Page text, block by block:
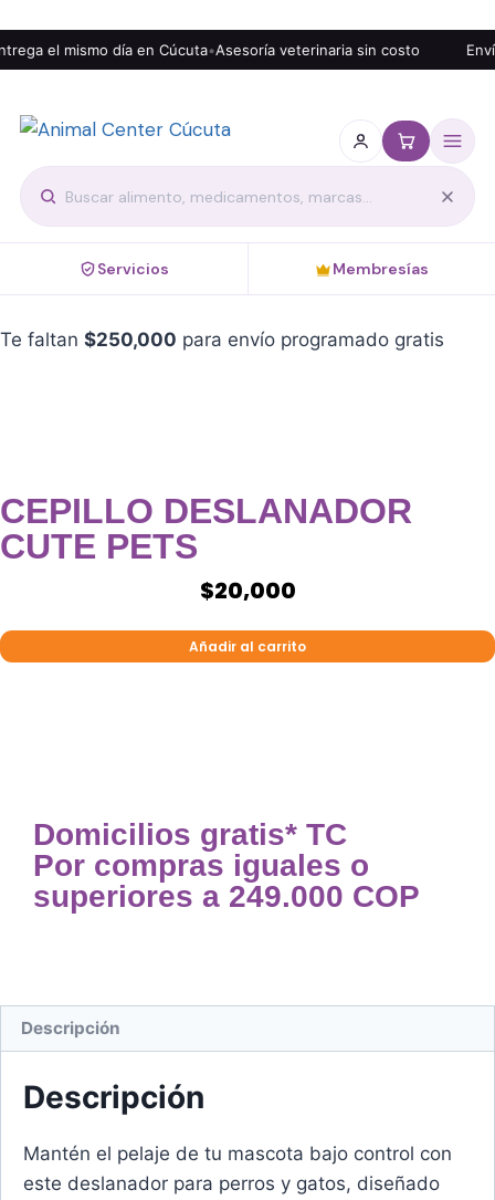
el mismo día en Cúcuta•Asesoría veterinaria sin costo
Servicios Membresías
Te faltan $250,000 para envío programado gratis
CEPILLO DESLANADOR
CUTE PETS
$20,000
Añadir al carrito
Domicilios gratis* TC
Por compras iguales o
superiores a 249.000 COP
Descripción
Descripción
Mantén el pelaje de tu mascota bajo control con
este deslanador para perros y gatos, diseñado